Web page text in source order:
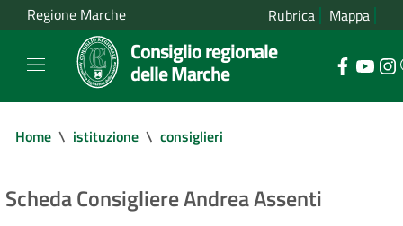
Regione Marche Rubrica Mappa
Consiglio regionale
delle Marche
Home \ istituzione \ consiglieri
Scheda Consigliere Andrea Assenti